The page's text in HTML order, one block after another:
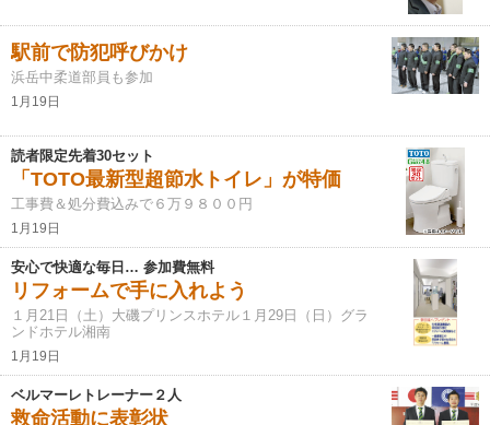
駅前で防犯呼びかけ
浜岳中柔道部員も参加
1月19日
読者限定先着30セット
「TOTO最新型超節水トイレ」が特価
工事費＆処分費込みで６万９８００円
1月19日
安心で快適な毎日… 参加費無料
リフォームで手に入れよう
１月21日（土）大磯プリンスホテル１月29日（日）グラ
ンドホテル湘南
1月19日
ベルマーレトレーナー２人
救命活動に表彰状